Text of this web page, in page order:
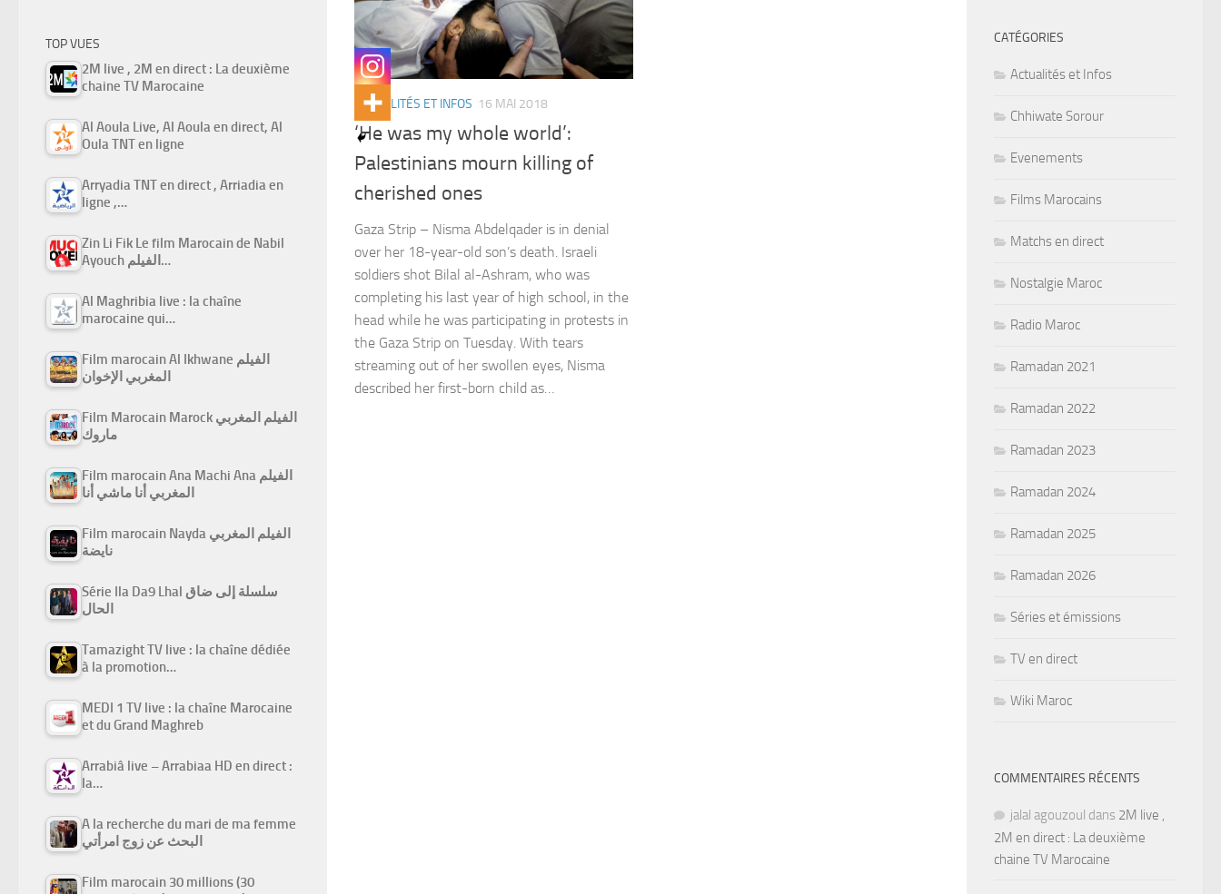
ACTUALITÉS ET INFOS 16 MAI 2018
‘He was my whole world’:
Palestinians mourn killing of
cherished ones
Gaza Strip – Nisma Abdelqader is in denial
over her 18-year-old son’s death. Israeli
soldiers shot Bilal al-Ashram, who was
completing his last year of high school, in the
head while he was participating in protests in
the Gaza Strip on Tuesday. With tears
streaming out of her swollen eyes, Nisma
described her first-born child as…
TOP VUES
2M live , 2M en direct : La deuxième
chaine TV Marocaine
Al Aoula Live, Al Aoula en direct, Al
Oula TNT en ligne
Arryadia TNT en direct , Arriadia en
ligne ,…
Zin Li Fik Le film Marocain de Nabil
Ayouch الفيلم…
Al Maghribia live : la chaîne
marocaine qui…
Film marocain Al Ikhwane الفيلم
المغربي الإخوان
Film Marocain Marock الفيلم المغربي
ماروك
Film marocain Ana Machi Ana الفيلم
المغربي أنا ماشي أنا
Film marocain Nayda الفيلم المغربي
نايضة
Série Ila Da9 Lhal سلسلة إلى ضاق
الحال
Tamazight TV live : la chaîne dédiée
à la promotion…
MEDI 1 TV live : la chaîne Marocaine
et du Grand Maghreb
Arrabiâ live – Arrabiaa HD en direct :
la…
A la recherche du mari de ma femme
البحث عن زوج امرأتي
Film marocain 30 millions (30
CATÉGORIES
Actualités et Infos
Chhiwate Sorour
Evenements
Films Marocains
Matchs en direct
Nostalgie Maroc
Radio Maroc
Ramadan 2021
Ramadan 2022
Ramadan 2023
Ramadan 2024
Ramadan 2025
Ramadan 2026
Séries et émissions
TV en direct
Wiki Maroc
COMMENTAIRES RÉCENTS
jalal agouzoul dans 2M live ,
2M en direct : La deuxième
chaine TV Marocaine